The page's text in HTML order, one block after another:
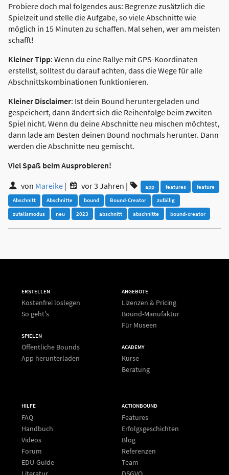
Probiere doch mal folgendes aus: Begrenze zusätzlich die
Spielzeit und stelle die Aufgabe, so viele Abschnitte wie
möglich in 15 Minuten zu schaffen. Mal sehen, wer am meisten
schafft!
Kleiner Tipp: Wenn du eine Rallye mit GPS-Koordinaten
erstellst, solltest du darauf achten, dass die Wege für alle
Abschnittskombinationen funktionieren.
Kleiner Disclaimer: Ist dein Bound heruntergeladen und
gespeichert, dann ändert sich die Reihenfolge beim zweiten
Spiel nicht. Wenn du deine Abschnitte neu mischen möchtest,
dann lade am Besten deinen Bound nochmals herunter. Dann
werden die Abschnitte neu gemischt.
Viel Spaß beim Ausprobieren!
von Mareike | vor 3 Jahren | app features
feature
Abschnitt
Abschnitte bound Bound-Creator
zufällig
zufallsmodus
neu 2023 abschnitt abschnitte bound-creator
ERSTELLEN
Kostenfrei loslegen
So geht's
SPIELEN
Öffentliche Bounds
App herunterladen
ANGEBOTE
Lizenzen & Pricing
Bound-Manufaktur
Für Museen
ACADEMY
Kurse
Beratung
HILFE
FAQ
Handbuch
Videos
Forum
EDU-Guide
ACTIONBOUND
Features
Erfolgsgeschichten
Blog
Referenzen
Team